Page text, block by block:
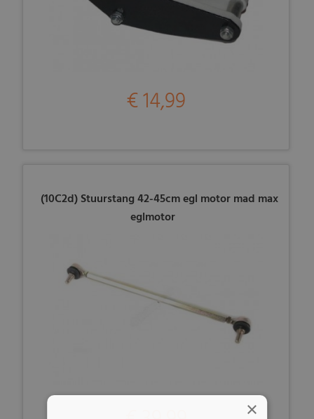
€ 14,99
(10C2d) Stuurstang 42-45cm egl motor mad max
eglmotor
×